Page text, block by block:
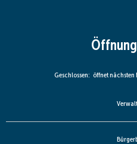
Klicken, um weitere
Geschlossen: öffnet